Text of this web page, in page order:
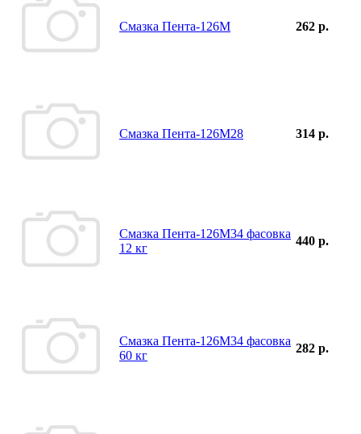
Смазка Пента-126М 262 р.
Смазка Пента-126М28 314 р.
Смазка Пента-126М34 фасовка
12 кг
440 р.
Смазка Пента-126М34 фасовка
60 кг
282 р.